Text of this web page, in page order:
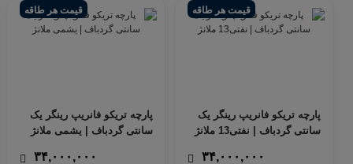
قیمت هر طاقه
پارچه تریکو فانریپ رینگر یک
سانتی گردباف | نفتی13 ملانژ
۳۴,۰۰۰,۰۰۰
قیمت هر طاقه
پارچه تریکو فانریپ رینگر یک
سانتی گردباف | یشمی ملانژ
۳۴,۰۰۰,۰۰۰